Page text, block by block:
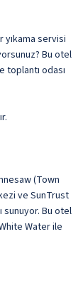
yıkama servisi
Bu otel
toplantı odası
(Town
ve SunTrust
sunuyor. Bu otel
Water ile